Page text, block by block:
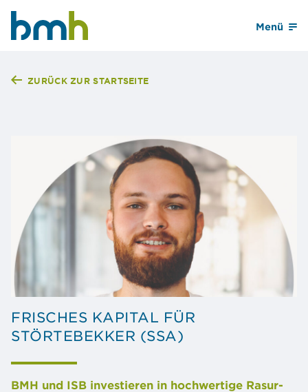
BMH Hessen
Menü
ZURÜCK ZUR STARTSEITE
FRISCHES KAPITAL FÜR
STÖRTEBEKKER (SSA)
BMH und ISB investieren in hochwertige Rasur-